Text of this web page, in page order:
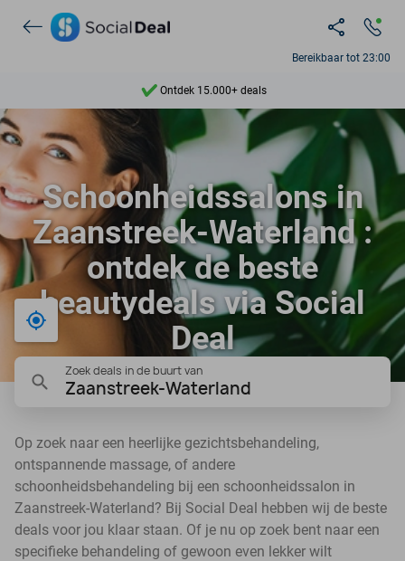
Bereikbaar tot 23:00
Ontdek 15.000+ deals
7 dagen per week beschikbaar
9,4
Ontdek 15.000+ deals
Schoonheidssalons in
Zaanstreek-Waterland :
ontdek de beste
beautydeals via Social
Deal
Bij mij in de buurt
Zoek deals in de buurt van
Zaanstreek-Waterland
Op zoek naar een heerlijke gezichtsbehandeling,
ontspannende massage, of andere
schoonheidsbehandeling bij een schoonheidssalon in
Zaanstreek-Waterland? Bij Social Deal hebben wij de beste
deals voor jou klaar staan. Of je nu op zoek bent naar een
specifieke behandeling of gewoon even lekker wilt